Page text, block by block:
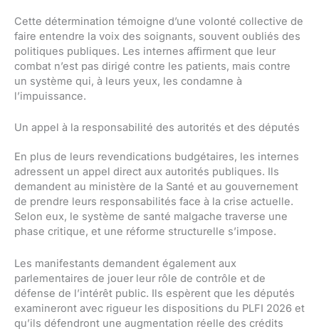
Cette détermination témoigne d’une volonté collective de
faire entendre la voix des soignants, souvent oubliés des
politiques publiques. Les internes affirment que leur
combat n’est pas dirigé contre les patients, mais contre
un système qui, à leurs yeux, les condamne à
l’impuissance.
Un appel à la responsabilité des autorités et des députés
En plus de leurs revendications budgétaires, les internes
adressent un appel direct aux autorités publiques. Ils
demandent au ministère de la Santé et au gouvernement
de prendre leurs responsabilités face à la crise actuelle.
Selon eux, le système de santé malgache traverse une
phase critique, et une réforme structurelle s’impose.
Les manifestants demandent également aux
parlementaires de jouer leur rôle de contrôle et de
défense de l’intérêt public. Ils espèrent que les députés
examineront avec rigueur les dispositions du PLFI 2026 et
qu’ils défendront une augmentation réelle des crédits